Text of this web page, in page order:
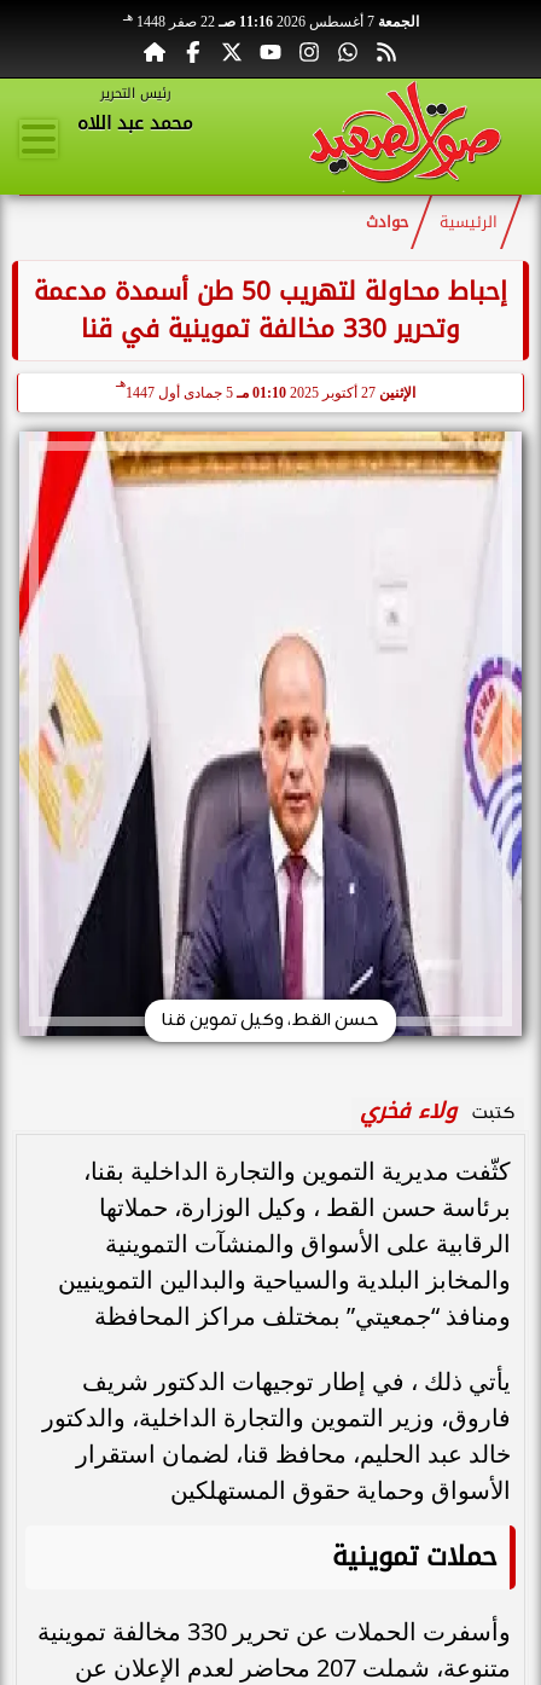
الجمعة 7 أغسطس 2026 11:16 صـ 22 صفر 1448 هـ
رئيس التحرير
محمد عبد اللاه
الرئيسية حوادث
إحباط محاولة لتهريب 50 طن أسمدة مدعمة
وتحرير 330 مخالفة تموينية في قنا
الإثنين 01:10 مـ 5 جمادى أول 1447
هـ
حسن القط، وكيل تموين قنا
كتبت ولاء فخري
كثّفت مديرية التموين والتجارة الداخلية بقنا،
برئاسة حسن القط ، وكيل الوزارة، حملاتها
الرقابية على الأسواق والمنشآت التموينية
والمخابز البلدية والسياحية والبدالين التموينيين
ومنافذ “جمعيتي” بمختلف مراكز المحافظة
يأتي ذلك ، في إطار توجيهات الدكتور شريف
فاروق، وزير التموين والتجارة الداخلية، والدكتور
خالد عبد الحليم، محافظ قنا، لضمان استقرار
الأسواق وحماية حقوق المستهلكين
حملات تموينية
وأسفرت الحملات عن تحرير 330 مخالفة تموينية
متنوعة، شملت 207 محاضر لعدم الإعلان عن